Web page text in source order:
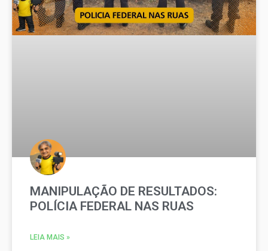
MANIPULAÇÃO DE RESULTADOS:
POLÍCIA FEDERAL NAS RUAS
LEIA MAIS »